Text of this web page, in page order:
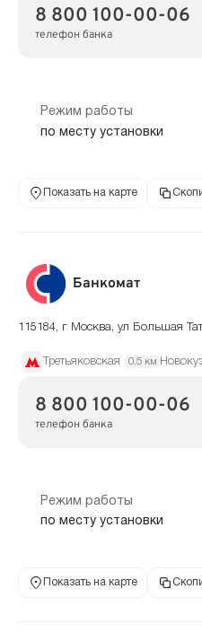
8 800 100-00-06
телефон банка
Режим работы
по месту установки
Показать на карте
Банкомат
115184, г Москва, ул Большая
Третьяковская 0.5 км
8 800 100-00-06
телефон банка
Режим работы
по месту установки
Показать на карте